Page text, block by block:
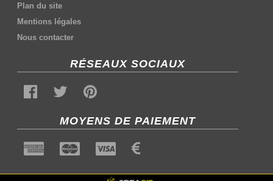
Plan du site
Mentions légales
Nous contacter
RÉSEAUX SOCIAUX
MOYENS DE PAIEMENT